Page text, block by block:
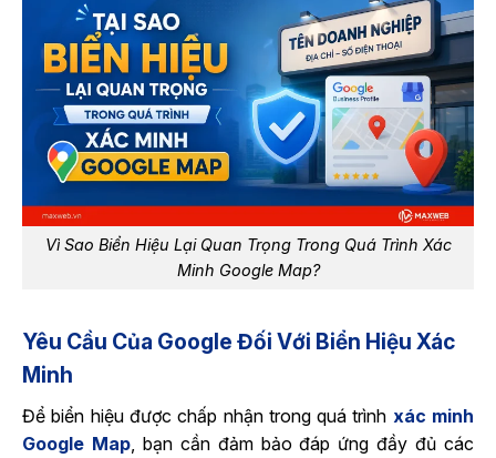
Vì Sao Biển Hiệu Lại Quan Trọng Trong Quá Trình Xác
Minh Google Map?
Yêu Cầu Của Google Đối Với Biển Hiệu Xác
Minh
Để biển hiệu được chấp nhận trong quá trình xác minh
Google Map, bạn cần đảm bảo đáp ứng đầy đủ các